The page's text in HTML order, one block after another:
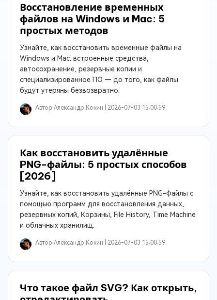
Восстановление временных
файлов на Windows и Mac: 5
простых методов
Узнайте, как восстановить временные файлы на
Windows и Mac: встроенные средства,
автосохранение, резервные копии и
специализированное ПО — до того, как файлы
будут утеряны безвозвратно.
Автор:Александр Кокин | 2026-07-03 15:00:59
Как восстановить удалённые
PNG-файлы: 5 простых способов
[2026]
Узнайте, как восстановить удалённые PNG-файлы с
помощью программ для восстановления данных,
резервных копий, Корзины, File History, Time Machine
и облачных хранилищ.
Автор:Александр Кокин | 2026-07-03 15:00:59
Что такое файл SVG? Как открыть,